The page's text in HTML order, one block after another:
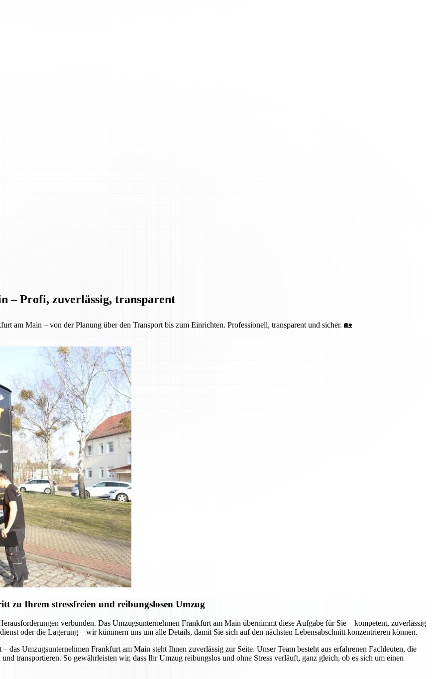
– Profi, zuverlässig, transparent
am Main – von der Planung über den Transport bis zum Einrichten. Professionell, transparent und sicher. 🏡
zu Ihrem stressfreien und reibungslosen Umzug
verbunden. Das Umzugsunternehmen Frankfurt am Main übernimmt diese Aufgabe für Sie – kompetent, zuverlässig
oder die Lagerung – wir kümmern uns um alle Details, damit Sie sich auf den nächsten Lebensabschnitt konzentrieren können.
das Umzugsunternehmen Frankfurt am Main steht Ihnen zuverlässig zur Seite. Unser Team besteht aus erfahrenen Fachleuten, die
transportieren. So gewährleisten wir, dass Ihr Umzug reibungslos und ohne Stress verläuft, ganz gleich, ob es sich um einen